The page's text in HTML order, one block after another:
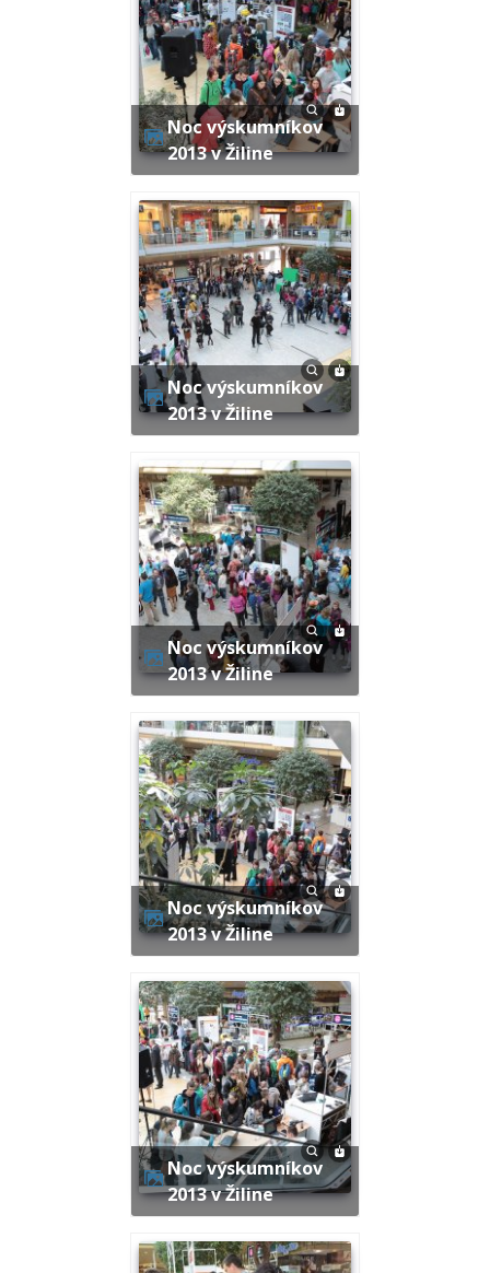
Noc výskumníkov
2013 v Žiline
Noc výskumníkov
2013 v Žiline
Noc výskumníkov
2013 v Žiline
Noc výskumníkov
2013 v Žiline
Noc výskumníkov
2013 v Žiline